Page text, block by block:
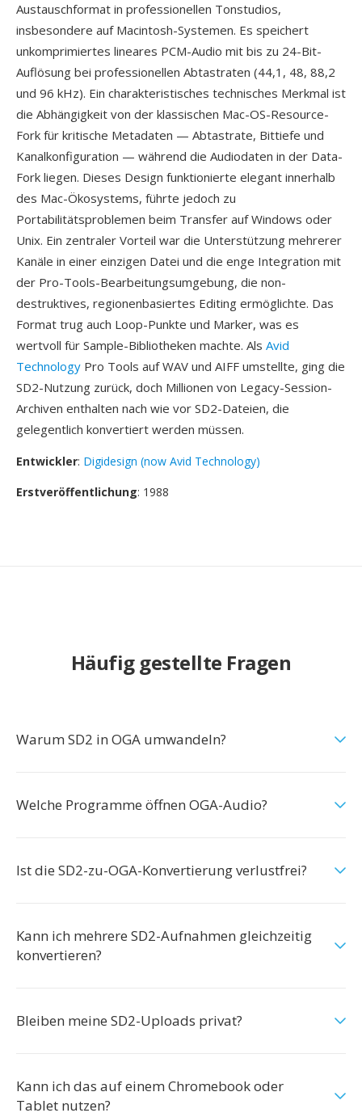
Austauschformat in professionellen Tonstudios,
insbesondere auf Macintosh-Systemen. Es speichert
unkomprimiertes lineares PCM-Audio mit bis zu 24-Bit-
Auflösung bei professionellen Abtastraten (44,1, 48, 88,2
und 96 kHz). Ein charakteristisches technisches Merkmal ist
die Abhängigkeit von der klassischen Mac-OS-Resource-
Fork für kritische Metadaten — Abtastrate, Bittiefe und
Kanalkonfiguration — während die Audiodaten in der Data-
Fork liegen. Dieses Design funktionierte elegant innerhalb
des Mac-Ökosystems, führte jedoch zu
Portabilitätsproblemen beim Transfer auf Windows oder
Unix. Ein zentraler Vorteil war die Unterstützung mehrerer
Kanäle in einer einzigen Datei und die enge Integration mit
der Pro-Tools-Bearbeitungsumgebung, die non-
destruktives, regionenbasiertes Editing ermöglichte. Das
Format trug auch Loop-Punkte und Marker, was es
wertvoll für Sample-Bibliotheken machte. Als Avid
Technology Pro Tools auf WAV und AIFF umstellte, ging die
SD2-Nutzung zurück, doch Millionen von Legacy-Session-
Archiven enthalten nach wie vor SD2-Dateien, die
gelegentlich konvertiert werden müssen.
Entwickler: Digidesign (now Avid Technology)
Erstveröffentlichung: 1988
Häufig gestellte Fragen
Warum SD2 in OGA umwandeln?
Welche Programme öffnen OGA-Audio?
Ist die SD2-zu-OGA-Konvertierung verlustfrei?
Kann ich mehrere SD2-Aufnahmen gleichzeitig
konvertieren?
Bleiben meine SD2-Uploads privat?
Kann ich das auf einem Chromebook oder
Tablet nutzen?